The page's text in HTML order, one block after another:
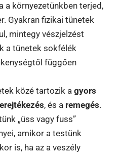
a környezetünkben terjed,
Gyakran fizikai tünetek
mintegy vészjelzést
a tünetek sokfélék
függően
közé tartozik a gyors
, és a remegés.
„üss vagy fuss”
amikor a testünk
is, ha az a veszély